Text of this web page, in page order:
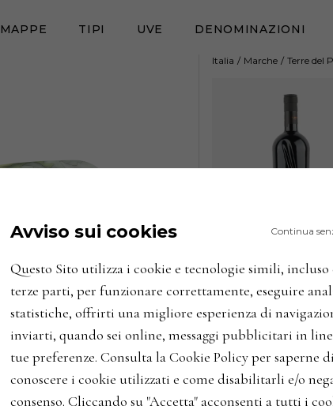
MAPPE TIPI UVE DENOMINAZIONI
Italia / Marche / Terre del
Avviso sui cookies Continua
Questo Sito utilizza i cookie e tecnologie simili, incluso
terze parti, per funzionare correttamente, eseguire
statistiche, offrirti una migliore esperienza di
inviarti, quando sei online, messaggi pubblicitari in
tue preferenze. Consulta la Cookie Policy per saperne
conoscere i cookie utilizzati e come disabilitarli e/o
consenso. Cliccando su "Accetta" acconsenti a tutti i